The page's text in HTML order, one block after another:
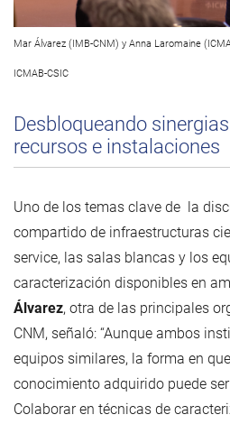
Mar Álvarez (IMB-CNM) y Anna Laromaine
ICMAB-CSIC
Desbloqueando
recursos e instalaciones
Uno de los temas clave de la
compartido de infraestructuras
service, las salas blancas y los
caracterización disponibles en
Álvarez, otra de las principales
CNM, señaló: “Aunque ambos
equipos similares, la forma en
conocimiento adquirido puede
Colaborar en técnicas de